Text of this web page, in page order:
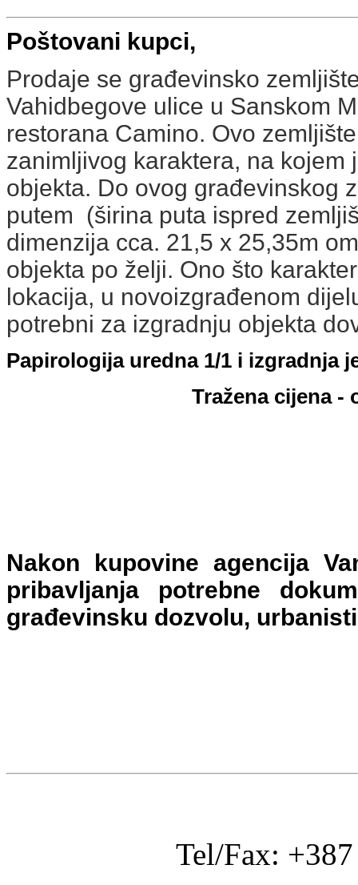
Poštovani kupci,
Prodaje se građevinsko
Vahidbegove ulice u Sanskom
restorana Camino. Ovo
zanimljivog karaktera, na
objekta. Do ovog građevinskog
putem (širina puta ispred
dimenzija cca. 21,5 x 25,35m
objekta po želji. Ono što
lokacija, u novoizgrađenom
potrebni za izgradnju objekta
Papirologija uredna 1/1 i izgradnja
Tražena cijena -
Nakon kupovine agencija
pribavljanja potrebne
građevinsku dozvolu,
Tel/Fax: